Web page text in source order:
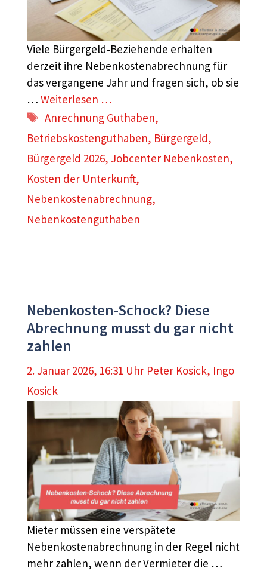
Viele Bürgergeld‑Beziehende erhalten
derzeit ihre Nebenkostenabrechnung für
das vergangene Jahr und fragen sich, ob sie
… Weiterlesen …
Schlagwörter
Anrechnung Guthaben,
Betriebskostenguthaben, Bürgergeld,
Bürgergeld 2026, Jobcenter Nebenkosten,
Kosten der Unterkunft,
Nebenkostenabrechnung,
Nebenkostenguthaben
Nebenkosten-Schock? Diese
Abrechnung musst du gar nicht
zahlen
2. Januar 2026, 16:31 Uhr Peter Kosick, Ingo
Kosick
Mieter müssen eine verspätete
Nebenkostenabrechnung in der Regel nicht
mehr zahlen, wenn der Vermieter die …